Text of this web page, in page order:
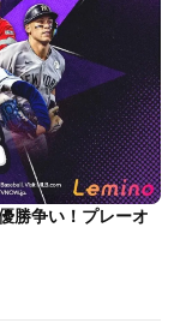
勝争い！プレーオ